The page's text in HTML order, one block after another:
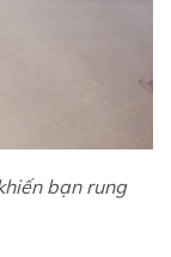
bạn rung